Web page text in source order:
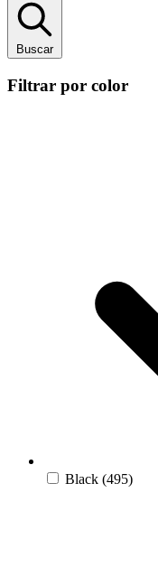
Buscar
Filtrar por color
Black (495)